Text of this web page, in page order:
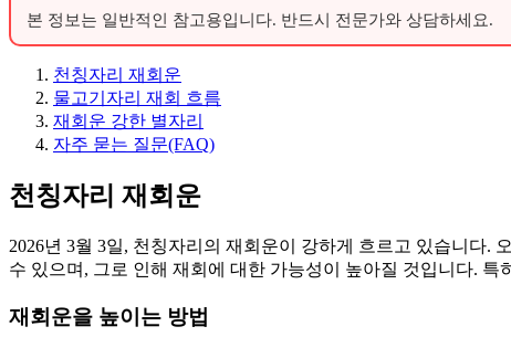
본 정보는 일반적인 참고용입니다. 반드시 전문가와 상담하세요.
천칭자리 재회운
물고기자리 재회 흐름
재회운 강한 별자리
자주 묻는 질문(FAQ)
천칭자리 재회운
2026년 3월 3일, 천칭자리의 재회운이 강하게 흐르고 있습니다.
수 있으며, 그로 인해 재회에 대한 가능성이 높아질 것입니다.
재회운을 높이는 방법